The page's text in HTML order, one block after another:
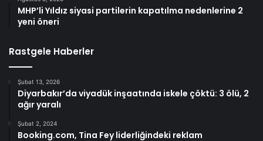
MHP’li Yıldız siyasi partilerin kapatılma nedenlerine 2
yeni öneri
Rastgele Haberler
Şubat 13, 2026
Diyarbakır’da viyadük inşaatında iskele çöktü: 3 ölü, 2
ağır yaralı
Şubat 2, 2024
Booking.com, Tina Fey liderliğindeki reklam